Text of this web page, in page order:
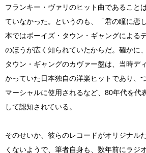
フランキー・ヴァリのヒット曲であること
ていなかった。というのも、「君の瞳に恋
本ではボーイズ・タウン・ギャングによる
のほうが広く知られていたからだ。確かに
タウン・ギャングのカヴァー盤は、当時デ
かっていた日本独自の洋楽ヒットであり、
マーシャルに使用されるなど、80年代を代
して認知されている。
そのせいか、彼らのレコードがオリジナル
くないようで、筆者自身も、数年前にラジ